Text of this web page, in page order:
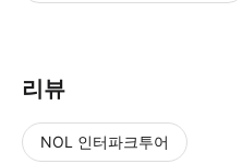
리뷰
NOL 인터파크투어